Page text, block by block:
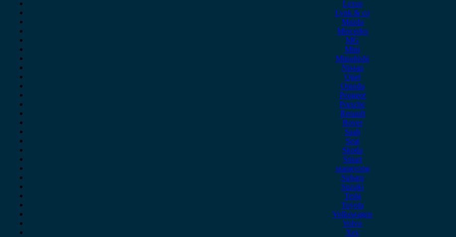
Lexus
Lynk & co
Mazda
Mercedes
MG
Mini
Mitsubishi
Nissan
Opel
Omoda
Peugeot
Porsche
Renault
Rover
Saab
Seat
Skoda
Smart
ssangyong
Subaru
Suzuki
Tesla
Toyota
Volkswagen
Volvo
Xev